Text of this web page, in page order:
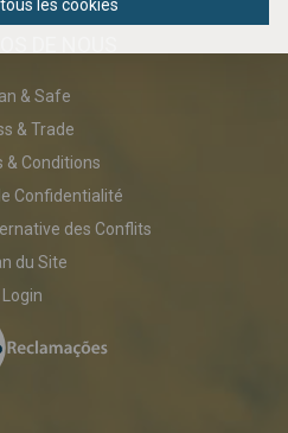
& Safe
& Trade
& Conditions
Confidentialité
des Conflits
du Site
Login
les cookies